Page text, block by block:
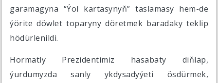
garamagyna “Ýol kartasynyň” taslamasy hem-de
ýörite döwlet toparyny döretmek baradaky teklip
hödürlenildi.
Hormatly Prezidentimiz hasabaty diňläp,
ýurdumyzda sanly ykdysadyýeti ösdürmek,